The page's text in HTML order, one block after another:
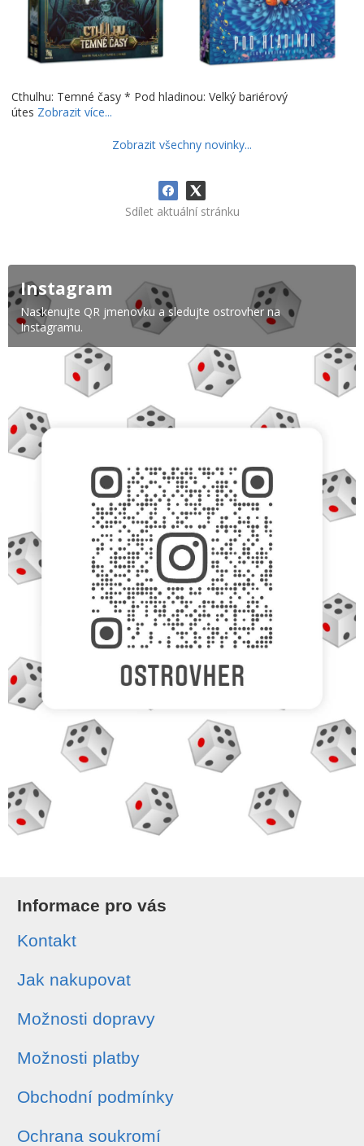
Cthulhu: Temné časy * Pod hladinou: Velký bariérový
útes Zobrazit více...
Zobrazit všechny novinky...
Sdílet aktuální stránku
Instagram
Naskenujte QR jmenovku a sledujte ostrovher na
Instagramu.
Informace pro vás
Kontakt
Jak nakupovat
Možnosti dopravy
Možnosti platby
Obchodní podmínky
Ochrana soukromí